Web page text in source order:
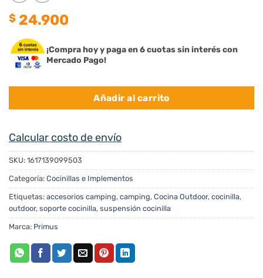
$ 24.900
¡Compra hoy y paga en 6 cuotas sin interés con
Mercado Pago!
Añadir al carrito
Calcular costo de envío
SKU: 1617139099503
Categoría: Cocinillas e Implementos
Etiquetas: accesorios camping, camping, Cocina Outdoor, cocinilla,
outdoor, soporte cocinilla, suspensión cocinilla
Marca: Primus